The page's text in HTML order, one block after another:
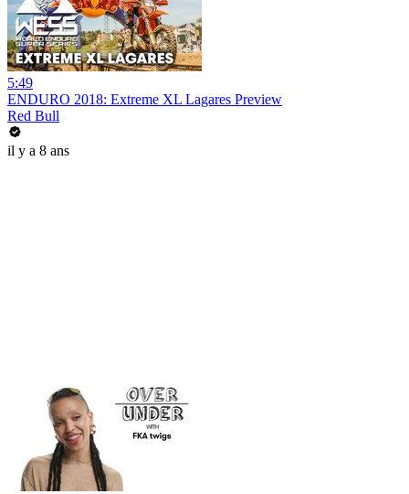
5:49
ENDURO 2018: Extreme XL Lagares Preview
Red Bull
il y a 8 ans